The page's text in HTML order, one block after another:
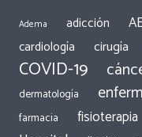
Adema adicción
cardiología cirugía
COVID-19
dermatología
farmacia fisioterapia